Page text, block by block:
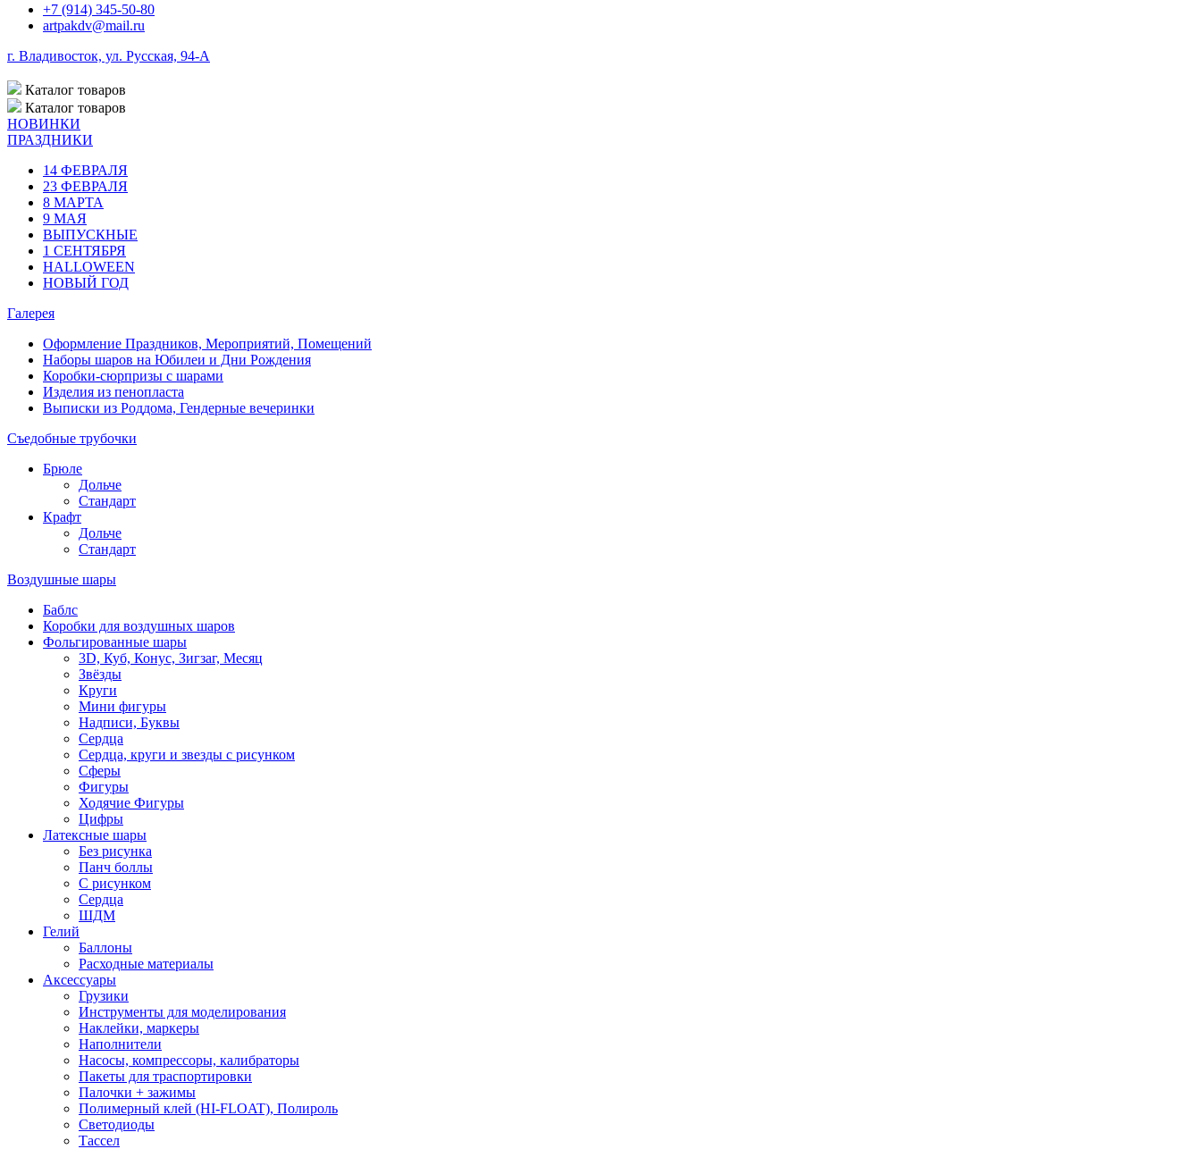
+7 (914) 345-50-80
artpakdv@mail.ru
г. Владивосток, ул. Русская, 94-А
Каталог товаров
Каталог товаров
НОВИНКИ
ПРАЗДНИКИ
14 ФЕВРАЛЯ
23 ФЕВРАЛЯ
8 МАРТА
9 МАЯ
ВЫПУСКНЫЕ
1 СЕНТЯБРЯ
HALLOWEEN
НОВЫЙ ГОД
Галерея
Оформление Праздников, Мероприятий, Помещений
Наборы шаров на Юбилеи и Дни Рождения
Коробки-сюрпризы с шарами
Изделия из пенопласта
Выписки из Роддома, Гендерные вечеринки
Съедобные трубочки
Брюле
Дольче
Стандарт
Крафт
Дольче
Стандарт
Воздушные шары
Баблс
Коробки для воздушных шаров
Фольгированные шары
3D, Куб, Конус, Зигзаг, Месяц
Звёзды
Круги
Мини фигуры
Надписи, Буквы
Сердца
Сердца, круги и звезды с рисунком
Сферы
Фигуры
Ходячие Фигуры
Цифры
Латексные шары
Без рисунка
Панч боллы
С рисунком
Сердца
ШДМ
Гелий
Баллоны
Расходные материалы
Аксессуары
Грузики
Инструменты для моделирования
Наклейки, маркеры
Наполнители
Насосы, компрессоры, калибраторы
Пакеты для траспортировки
Палочки + зажимы
Полимерный клей (HI-FLOAT), Полироль
Светодиоды
Тассел